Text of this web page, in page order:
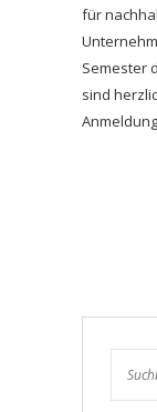
für
Semester
sind